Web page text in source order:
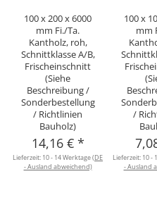
100 x 200 x 6000
mm Fi./Ta.
Kantholz, roh,
Schnittklasse A/B,
Frischeinschnitt
(Siehe
Beschreibung /
Sonderbestellung
/ Richtlinien
Bauholz)
14,16 € *
Lieferzeit: 10 - 14 Werktage(DE
- Ausland abweichend)
100 x
mm
/
Lieferzeit: 10 -
- Ausland